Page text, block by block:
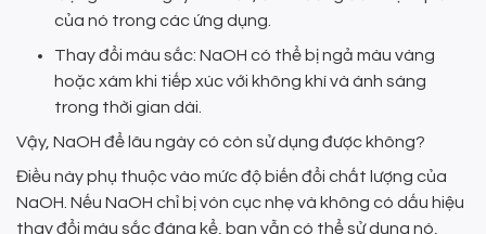
của nó trong các ứng dụng.
Thay đổi màu sắc: NaOH có thể bị ngả màu vàng
hoặc xám khi tiếp xúc với không khí và ánh sáng
trong thời gian dài.
Vậy, NaOH để lâu ngày có còn sử dụng được không?
Điều này phụ thuộc vào mức độ biến đổi chất lượng của
NaOH. Nếu NaOH chỉ bị vón cục nhẹ và không có dấu hiệu
thay đổi màu sắc đáng kể, bạn vẫn có thể sử dụng nó,